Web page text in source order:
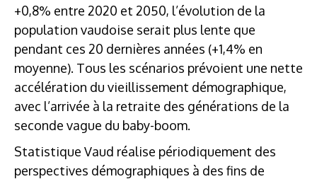
+0,8% entre 2020 et 2050, l’évolution de la
population vaudoise serait plus lente que
pendant ces 20 dernières années (+1,4% en
moyenne). Tous les scénarios prévoient une nette
accélération du vieillissement démographique,
avec l’arrivée à la retraite des générations de la
seconde vague du baby-boom.
Statistique Vaud réalise périodiquement des
perspectives démographiques à des fins de